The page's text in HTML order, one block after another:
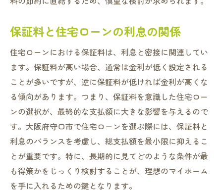
初めての住宅購入者のためのガイドライン
住まい選びの優先順位を見直す
保証料削減で生まれる追加資金の活用法
節約した保証料で理想の家具を購入
保証料が変える住宅の選択肢
安心のための保証料節約術
守口市で実現した理想の住まい事例
安心して住まい探しをするための保証料節約術
無理のない返済計画の立て方
保証料と住宅ローンの利息の関係
住宅ローンにおける保証料は、利息と密接に関連してい
ます。保証料が高い場合、通常は金利が低く設定される
ことが多いですが、逆に保証料が低ければ金利が高くな
る傾向があります。つまり、保証料を意識した住宅ロー
ンの選択が、最終的な支払額に大きな影響を与えるので
す。大阪府守口市で住宅ローンを選ぶ際には、保証料と
利息のバランスを考慮し、総支払額を最小限に抑えるこ
とが重要です。特に、長期的に見てどのような条件が最
も得策かをじっくり検討することが、理想のマイホーム
を手に入れるための鍵となります。